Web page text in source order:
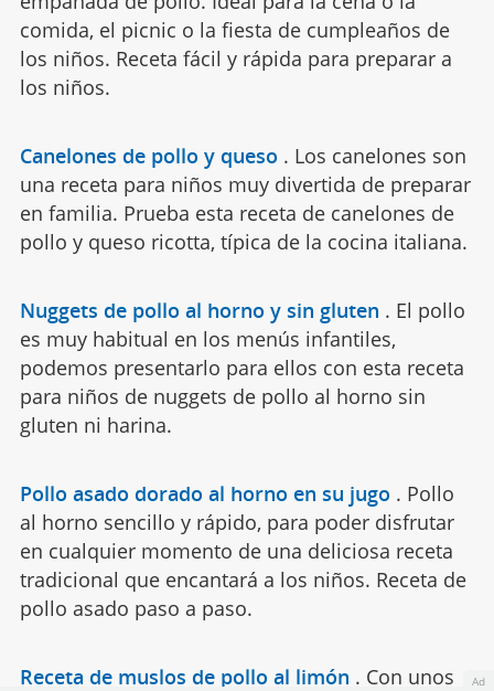
comida, el picnic o la fiesta de cumpleaños de
los niños. Receta fácil y rápida para preparar a
los niños.
Canelones de pollo y queso . Los canelones son
una receta para niños muy divertida de preparar
en familia. Prueba esta receta de canelones de
pollo y queso ricotta, típica de la cocina italiana.
Nuggets de pollo al horno y sin gluten . El pollo
es muy habitual en los menús infantiles,
podemos presentarlo para ellos con esta receta
para niños de nuggets de pollo al horno sin
gluten ni harina.
Pollo asado dorado al horno en su jugo . Pollo
al horno sencillo y rápido, para poder disfrutar
en cualquier momento de una deliciosa receta
tradicional que encantará a los niños. Receta de
pollo asado paso a paso.
Receta de muslos de pollo al limón . Con unos Ad